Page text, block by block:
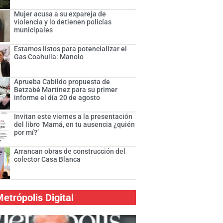
Mujer acusa a su expareja de
violencia y lo detienen policías
municipales
Estamos listos para potencializar el
Gas Coahuila: Manolo
Aprueba Cabildo propuesta de
Betzabé Martínez para su primer
informe el día 20 de agosto
Invitan este viernes a la presentación
del libro ‘Mamá, en tu ausencia ¿quién
por mí?’
Arrancan obras de construcción del
colector Casa Blanca
Digital